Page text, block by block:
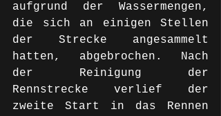
aufgrund der Wassermengen,
die sich an einigen Stellen
der Strecke angesammelt
hatten, abgebrochen. Nach
der Reinigung der
Rennstrecke verlief der
zweite Start in das Rennen